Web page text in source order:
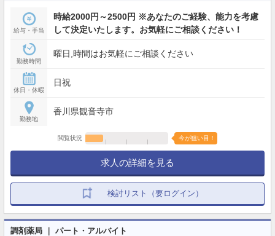
給与・手当
時給2000円～2500円 ※あなたのご経験、能力を考慮
して決定いたします。お気軽にご相談ください！
勤務時間
曜日,時間はお気軽にご相談ください
休日・休暇
日祝
勤務地
香川県観音寺市
閲覧状況 今が狙い目！
求人の詳細を見る
検討リスト（要ログイン）
調剤薬局 ｜ パート・アルバイト